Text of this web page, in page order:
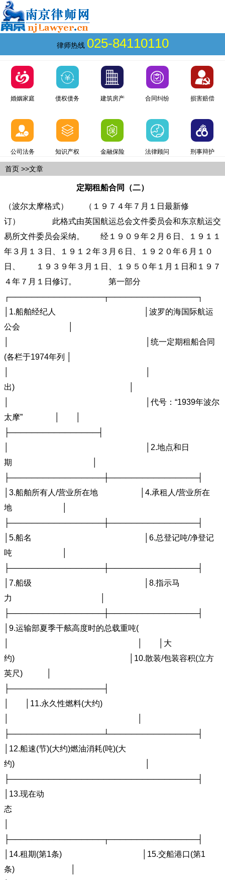
律师热线 025-84110110
婚姻家庭 债权债务 建筑房产 合同纠纷 损害赔偿
公司法务 知识产权 金融保险 法律顾问 刑事辩护
首页 >>文章
定期租船合同（二）
（波尔太摩格式） （１９７４年７月１日最新修
订） 此格式由英国航运总会文件委员会和东京航运交
易所文件委员会采纳。 经１９０９年２月６日、１９１１
年３月１３日、１９１２年３月６日、１９２０年６月１０
日、 １９３９年３月１日、１９５０年１月１日和１９７
４年７月１日修订。 第一部分
┌─────────────────┬────────────────┐
│1.船舶经纪人 │波罗的海国际航运
公会 │
│ │统一定期租船合同
(各栏于1974年列 │
出) │
│ │代号：“1939年波尔
太摩” │ │
├────────────────┤
│ │2.地点和日
期 │
├─────────────────┼────────────────┤
│3.船舶所有人/营业所在地 │4.承租人/营业所在
地 │
├─────────────────┼────────────────┤
│5.船名 │6.总登记吨/净登记
吨 │
├─────────────────┼────────────────┤
│7.船级 │8.指示马
力 │
├─────────────────┼────────────────┤
│9.运输部夏季干舷高度时的总载重吨(
│ │ │大
约) │10.散装/包装容积(立方
英尺) │
│ │11.永久性燃料(大约)
├─────────────────┴────────────────┤
│12.船速(节)(大约)燃油消耗(吨)(大
约) │
├──────────────────────────────────┤
│13.现在动
├─────────────────┬────────────────┤
│14.租期(第1条) │15.交船港口(第1
条) │